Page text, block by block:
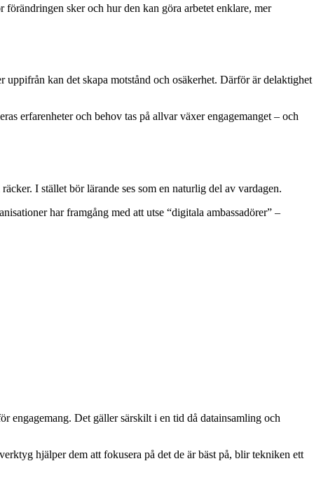
sker och hur den kan göra arbetet enklare, mer
kan det skapa motstånd och osäkerhet. Därför är delaktighet
erfarenheter och behov tas på allvar växer engagemanget – och
I stället bör lärande ses som en naturlig del av vardagen.
har framgång med att utse “digitala ambassadörer” –
Det gäller särskilt i en tid då datainsamling och
hjälper dem att fokusera på det de är bäst på, blir tekniken ett